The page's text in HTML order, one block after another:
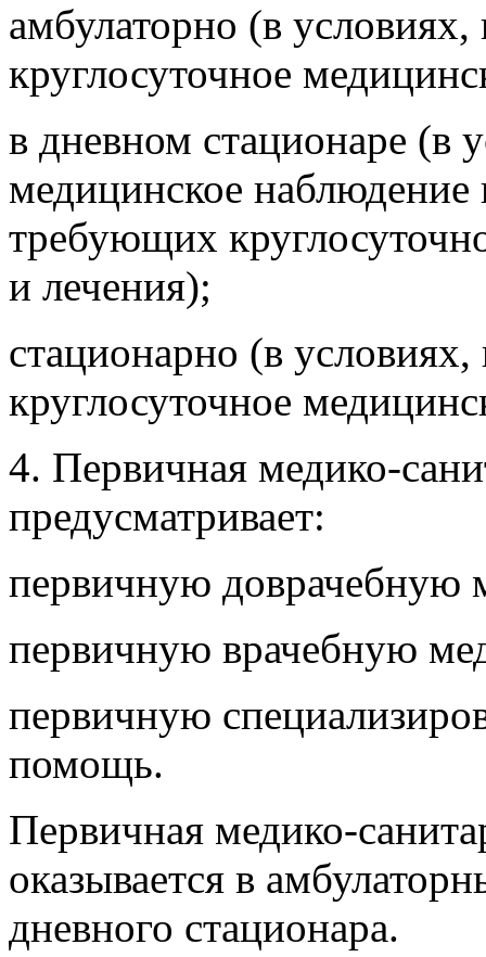
амбулаторно (в
круглосуточное
в дневном стационаре (в
медицинское наблюдение
требующих
и лечения);
стационарно (в
круглосуточное
4. Первичная медико-
предусматривает:
первичную доврачебную
первичную врачебную
первичную
помощь.
Первичная медико-
оказывается в
дневного стационара.